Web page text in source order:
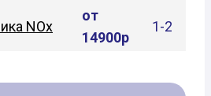
NOx
от
14900р
1-2